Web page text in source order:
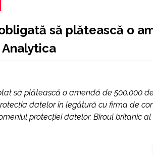
să plătească o
să plătească o amendă de 500.000
datelor în legătură cu firma de
protecției datelor. Biroul britanic